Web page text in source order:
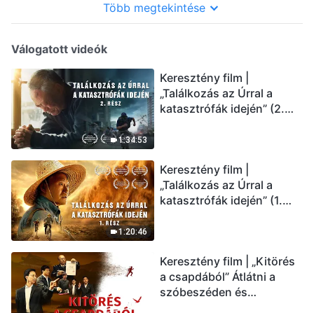
Több megtekintése
Válogatott videók
1:34:53
Keresztény film |
„Találkozás az Úrral a
katasztrófák idején” (2.
országába? (Magyar
szinkron)
1:20:46
Keresztény film |
„Találkozás az Úrral a
katasztrófák idején” (1.
Keresztény film | „Kitörés
a csapdából” Átlátni a
szóbeszéden és